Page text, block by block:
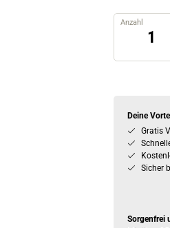
Anzahl
Deine
Gratis
Sicher
Sorgenfrei